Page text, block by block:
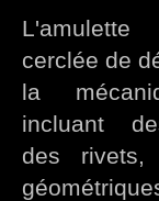
L'amulette
cerclée de
la
incluant
des